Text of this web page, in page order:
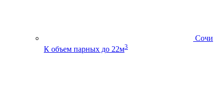
Сочи
К объем парных до 22м3